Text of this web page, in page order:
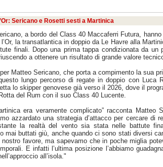
Sericano e Rosetti sesti a Martinica
a bordo del Class 40 Maccaferri Futura,
la transatlantica in doppio da Le Havre alla
finali. Dopo una prima tappa condizionata da
a ottenere un risultato di grande valore
Matteo Sericano, che porta a compimento la sua
lungo percorso di regate in doppio con Luca
lo skipper genovese già verso il 2026, dove il
del Rum con il suo Class 40 Lucente.
era veramente complicato” racconta Matteo
azzardato una strategia d’attacco per cercare di
la realtà del vento sia stata nelle battute
mai buttati giù, anche quando ci sono stati diversi
favore, ma sapevamo che in poche miglia
E infatti l’ultima posizione l’abbiamo
all’isola."